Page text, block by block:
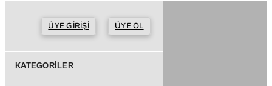
ÜYE GIRIŞI ÜYE OL
KATEGORILER